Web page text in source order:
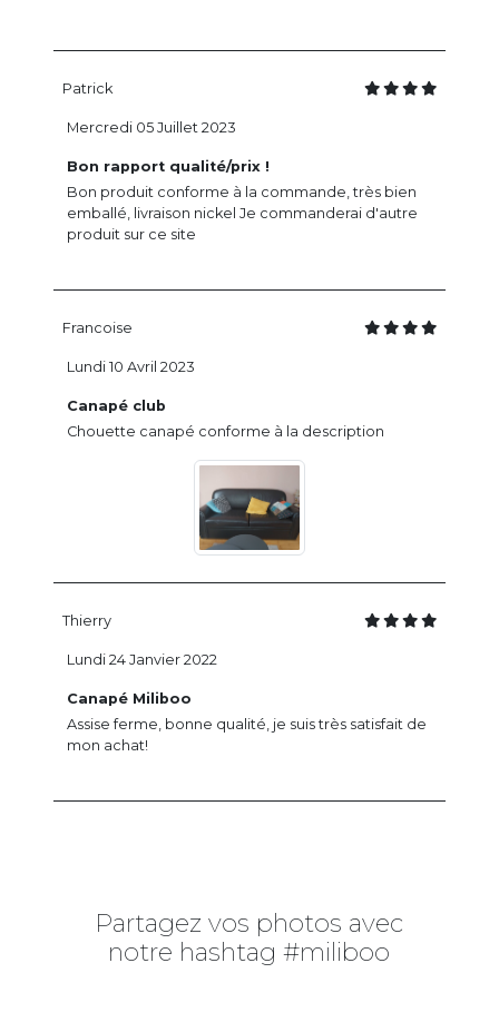
Patrick
Bon rapport qualité/prix !
Bon produit conforme à la commande, très bien
emballé, livraison nickel Je commanderai d'autre
produit sur ce site
Mercredi 05 Juillet 2023
Francoise
Canapé club
Chouette canapé conforme à la description
Lundi 10 Avril 2023
Thierry
Canapé Miliboo
Assise ferme, bonne qualité, je suis très satisfait de
mon achat!
Lundi 24 Janvier 2022
Partagez vos photos avec
notre hashtag #miliboo